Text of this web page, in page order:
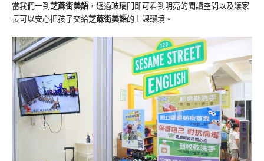
當我們一到芝蔴街美語，透過玻璃門即可看到明亮的閱讀空間以及讓家
長可以安心把孩子交給芝蔴街美語的上課環境。